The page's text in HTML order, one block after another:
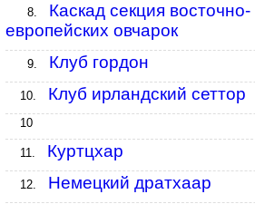
8.
Каскад секция восточно-
европейских овчарок
9. Клуб гордон
10. Клуб ирландский сеттор
10
11. Куртцхар
12. Немецкий дратхаар